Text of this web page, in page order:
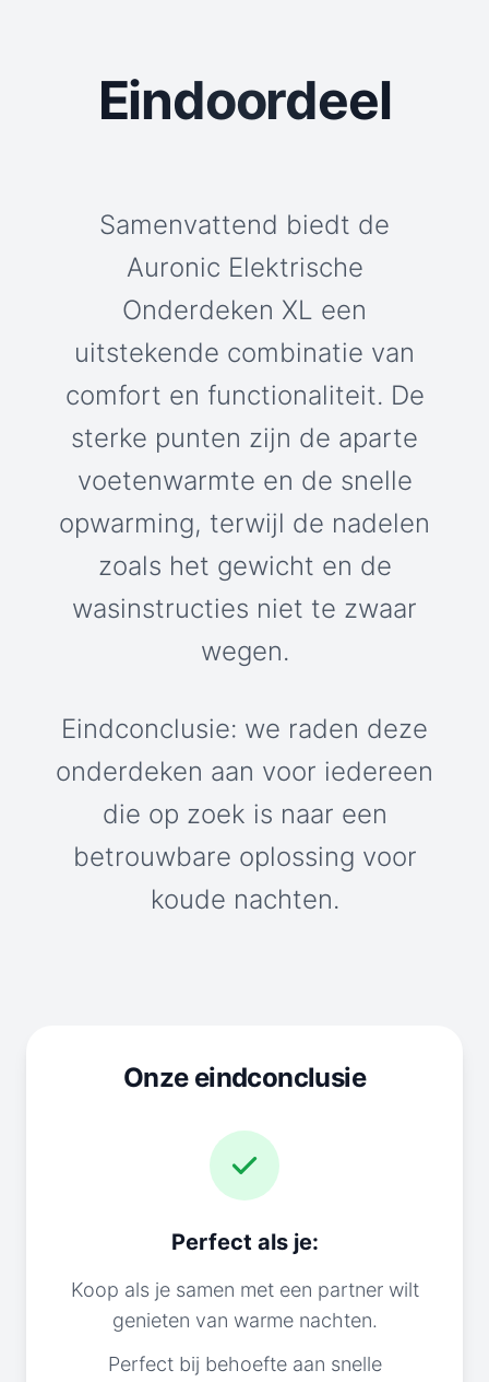
Eindoordeel
Samenvattend biedt de
Auronic Elektrische
Onderdeken XL een
uitstekende combinatie van
comfort en functionaliteit. De
sterke punten zijn de aparte
voetenwarmte en de snelle
opwarming, terwijl de nadelen
zoals het gewicht en de
wasinstructies niet te zwaar
wegen.
Eindconclusie: we raden deze
onderdeken aan voor iedereen
die op zoek is naar een
betrouwbare oplossing voor
koude nachten.
Onze eindconclusie
Perfect als je:
Koop als je samen met een partner wilt
genieten van warme nachten.
Perfect bij behoefte aan snelle